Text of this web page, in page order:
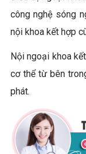
công nghệ sóng
nội khoa kết hợp
Nội ngoại khoa
cơ thể từ bên
phát.